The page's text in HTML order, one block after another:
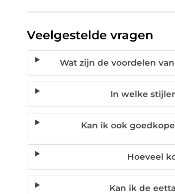
Veelgestelde vragen
Wat zijn de voordelen
In welke
Kan ik ook
Hoeveel
Kan ik de